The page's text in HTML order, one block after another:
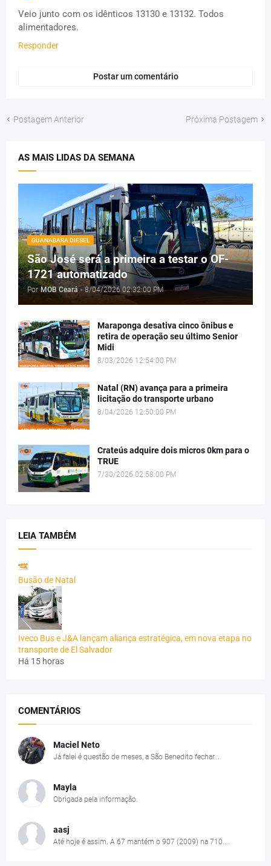
Veio junto com os idênticos 13130 e 13132. Todos
alimentadores.
Responder
Postar um comentário
Postagem Anterior Próxima Postagem
AS MAIS LIDAS DA SEMANA
GUANABARA DIESEL
São José será a primeira a testar o OF-
1721 automatizado
Por MOB Ceará - 8/04/2026 02:32:00 PM
Maraponga desativa cinco ônibus e
retira de operação seu último Senior
Midi
8/03/2026 12:54:00 PM
Natal (RN) avança para a primeira
licitação do transporte urbano
8/04/2026 12:50:00 PM
Crateús adquire dois micros 0km para o
TRUE
7/30/2026 02:58:00 PM
LEIA TAMBÉM
Busão de Natal
Iveco Bus e J&A lançam aliança estratégica, em nova etapa no
transporte de El Salvador
Há 15 horas
COMENTÁRIOS
Maciel Neto
Já falei é questão de meses, a São Benedito fechar...
Mayla
Obrigada pela informação.
aasj
Até hoje é assim. A 67 mantém o 907 (2009) na 710....